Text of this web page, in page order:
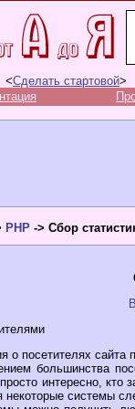
Сделать стартовой>
PHP -> Сбор
о посетителях
большинства
интересно, кто
некоторые системы